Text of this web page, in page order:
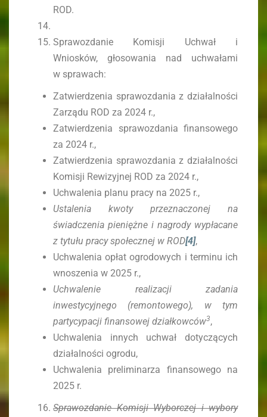
ROD.
Sprawozdanie Komisji Uchwał i
Wniosków, głosowania nad uchwałami
w sprawach:
Zatwierdzenia sprawozdania z działalności
Zarządu ROD za 2024 r.,
Zatwierdzenia sprawozdania finansowego
za 2024 r.,
Zatwierdzenia sprawozdania z działalności
Komisji Rewizyjnej ROD za 2024 r.,
Uchwalenia planu pracy na 2025 r.,
Ustalenia kwoty przeznaczonej na
świadczenia pieniężne i nagrody wypłacane
z tytułu pracy społecznej w ROD[4],
Uchwalenia opłat ogrodowych i terminu ich
wnoszenia w 2025 r.,
Uchwalenie realizacji zadania
inwestycyjnego (remontowego), w tym
partycypacji finansowej działkowców3,
Uchwalenia innych uchwał dotyczących
działalności ogrodu,
Uchwalenia preliminarza finansowego na
2025 r.
Sprawozdanie Komisji Wyborczej i wybory